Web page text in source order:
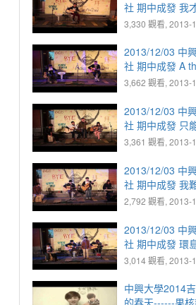
社 期中成發 我
勳
3,330 觀看, 2013-
2013/12/03 中
社 期中成發 A
V+G:子瑜 D彥淮
3,662 觀看, 2013-
2013/12/03 中
社 期中成發 只
G+合:建良 G:敏
3,361 觀看, 2013-
2013/12/03 中
社 期中成發 我
彥淮 D:欣妤 鐵
2,792 觀看, 2013-
2013/12/03 中
社 期中成發 環
依璇 G:阿璇 大
3,014 觀看, 2013-
中興大學2014